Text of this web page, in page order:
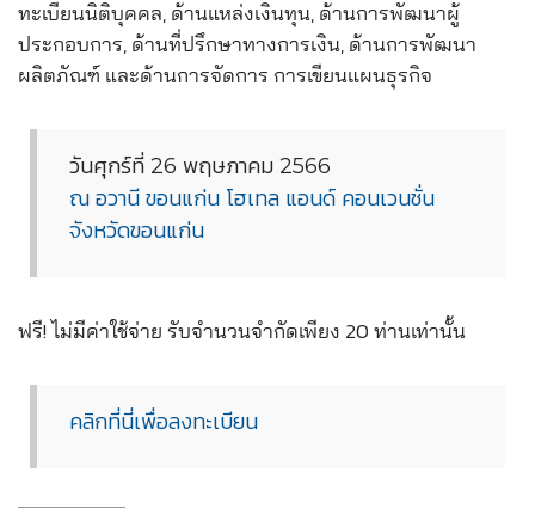
ทะเบียนนิติบุคคล, ด้านแหล่งเงินทุน, ด้านการพัฒนาผู้
ประกอบการ, ด้านที่ปรึกษาทางการเงิน, ด้านการพัฒนา
ผลิตภัณฑ์ และด้านการจัดการ การเขียนแผนธุรกิจ
วันศุกร์ที่ 26 พฤษภาคม 2566
ณ อวานี ขอนแก่น โฮเทล แอนด์ คอนเวนชั่น
จังหวัดขอนแก่น
ฟรี! ไม่มีค่าใช้จ่าย รับจำนวนจำกัดเพียง 20 ท่านเท่านั้น
คลิกที่นี่เพื่อลงทะเบียน